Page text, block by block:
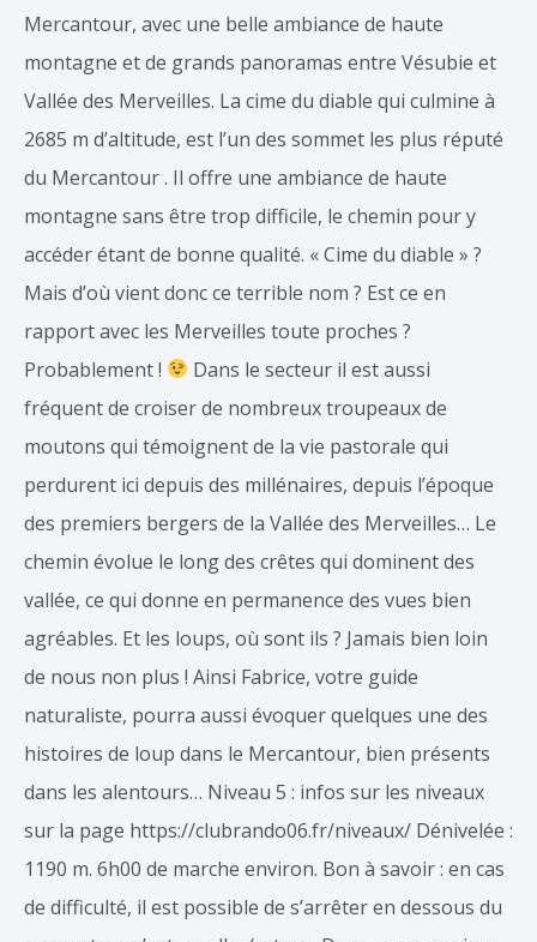
Mercantour, avec une belle ambiance de haute
montagne et de grands panoramas entre Vésubie et
Vallée des Merveilles. La cime du diable qui culmine à
2685 m d’altitude, est l’un des sommet les plus réputé
du Mercantour . Il offre une ambiance de haute
montagne sans être trop difficile, le chemin pour y
accéder étant de bonne qualité. « Cime du diable » ?
Mais d’où vient donc ce terrible nom ? Est ce en
rapport avec les Merveilles toute proches ?
Probablement !
Dans le secteur il est aussi
fréquent de croiser de nombreux troupeaux de
moutons qui témoignent de la vie pastorale qui
perdurent ici depuis des millénaires, depuis l’époque
des premiers bergers de la Vallée des Merveilles… Le
chemin évolue le long des crêtes qui dominent des
vallée, ce qui donne en permanence des vues bien
agréables. Et les loups, où sont ils ? Jamais bien loin
de nous non plus ! Ainsi Fabrice, votre guide
naturaliste, pourra aussi évoquer quelques une des
histoires de loup dans le Mercantour, bien présents
dans les alentours… Niveau 5 : infos sur les niveaux
sur la page https://clubrando06.fr/niveaux/ Dénivelée :
1190 m. 6h00 de marche environ. Bon à savoir : en cas
de difficulté, il est possible de s’arrêter en dessous du